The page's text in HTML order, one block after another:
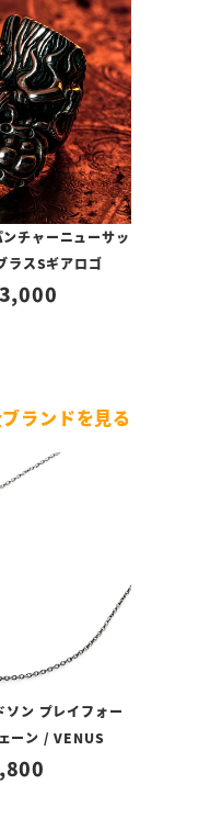
チャーニューサッ
ラスSギアロゴ
ランドを見る
ソン プレイフォー
ーン / VENUS